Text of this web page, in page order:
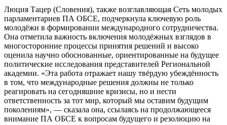
Люция Тацер (Словения), также возглавляющая Сеть молодых
парламентариев ПА ОБСЕ, подчеркнула ключевую роль
молодёжи в формировании международного сотрудничества.
Она отметила важность включения молодёжных взглядов в
многосторонние процессы принятия решений и высоко
оценила научно обоснованные, ориентированные на будущее
политические исследования представителей Региональной
академии. «Эта работа отражает нашу твёрдую убеждённость
в том, что международные решения должны не только
реагировать на сегодняшние кризисы, но и нести
ответственность за тот мир, который мы оставим будущим
поколениям», — сказала она, ссылаясь на продолжающееся
внимание ПА ОБСЕ к вопросам будущего и резолюцию на